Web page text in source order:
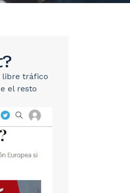
libre tráfico
el resto